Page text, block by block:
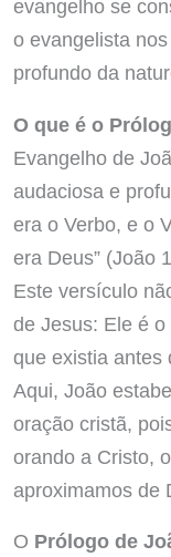
evangelho se
o evangelista
profundo da
O que é o
Evangelho de
audaciosa e
era o Verbo, e o
era Deus” (João
Este versículo
de Jesus: Ele é
que existia antes
Aqui, João
oração cristã,
orando a Cristo,
aproximamos de
O Prólogo de